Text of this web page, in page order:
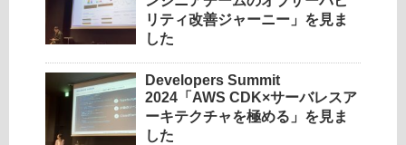
リティ改善ジャーニー」を見ま
した
Developers Summit
2024「AWS CDK×サーバレスア
ーキテクチャを極める」を見ま
した